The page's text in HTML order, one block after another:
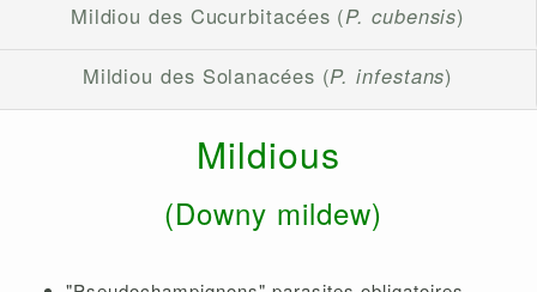
Mildiou des Cucurbitacées (P. cubensis)
Mildiou des Solanacées (P. infestans)
Mildious
(Downy mildew)